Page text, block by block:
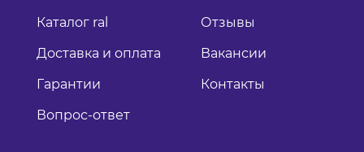
Каталог ral
Доставка и оплата
Гарантии
Вопрос-ответ
Отзывы
Вакансии
Контакты